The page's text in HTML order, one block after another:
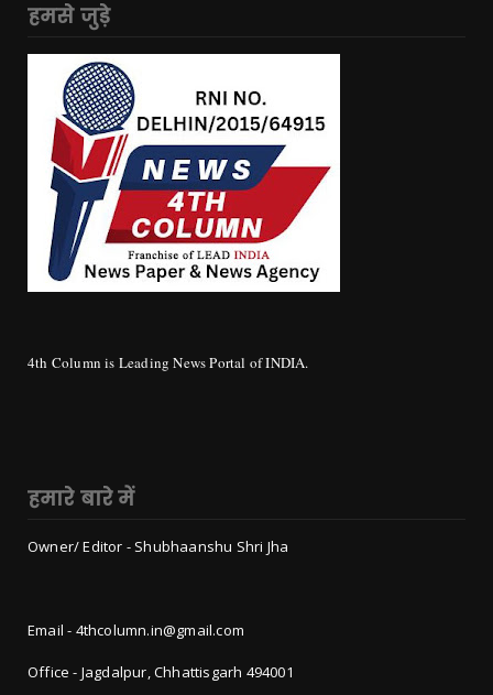
हमसे जुड़े
4th Column is Leading News Portal of INDIA.
हमारे बारे में
Owner/ Editor - Shubhaanshu Shri Jha
Email - 4thcolumn.in@gmail.com
Office - Jagdalpur, Chhattisgarh 494001